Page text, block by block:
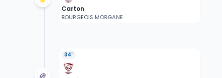
Carton
BOURGEOIS MORGANE
34'